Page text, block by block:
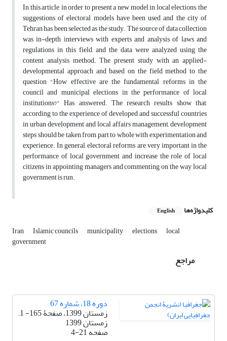
In this article, in order to present a new model in local elections, the
suggestions of electoral models have been used and the city of
Tehran has been selected as the study. The source of data collection
was in-depth interviews with experts and analysis of laws and
regulations in this field, and the data were analyzed using the
content analysis method. The present study with an applied-
developmental approach and based on the field method to the
question "How effective are the fundamental reforms in the
council and municipal elections in the performance of local
institutions?" Has answered. The research results show that,
according to the experience of developed and successful countries
in urban development and local affairs management, development
steps should be taken from part to whole with experimentation and
experience. In general, electoral reforms are very important in the
performance of local government and increase the role of local
citizens in appointing managers and commenting on the way local
government is run.
کلیدواژه‌ها English
Iran Islamic councils municipality elections local
government
مراجع
دوره 18، شماره 67
زمستان 1399، صفحۀ 165- 1.
زمستان 1399
صفحه4-21